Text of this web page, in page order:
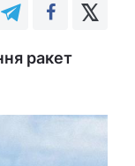
ракет